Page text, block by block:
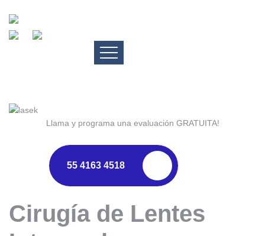
Llama y programa una evaluación GRATUITA!
55 4163 4518
Cirugía de Lentes